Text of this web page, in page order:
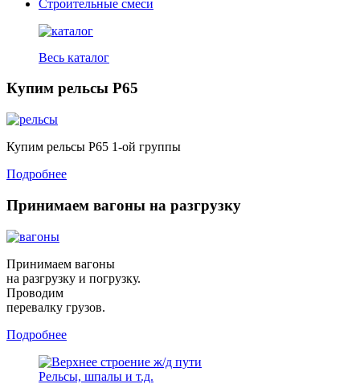
Строительные смеси
Весь каталог
Купим рельсы Р65
Купим рельсы Р65 1-ой группы
Подробнее
Принимаем вагоны на разгрузку
Принимаем вагоны
на разгрузку и погрузку.
Проводим
перевалку грузов.
Подробнее
Рельсы, шпалы и т.д.